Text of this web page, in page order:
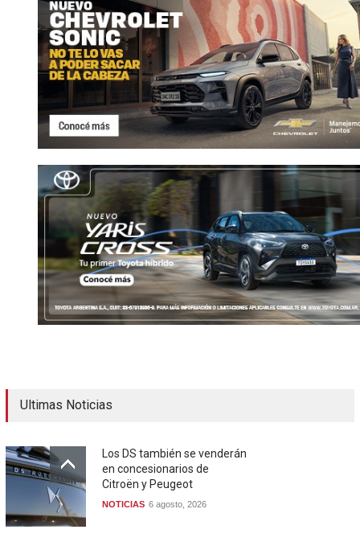
Ultimas Noticias
Los DS también se venderán
en concesionarios de
Citroën y Peugeot
NOTICIAS 6 agosto, 2026